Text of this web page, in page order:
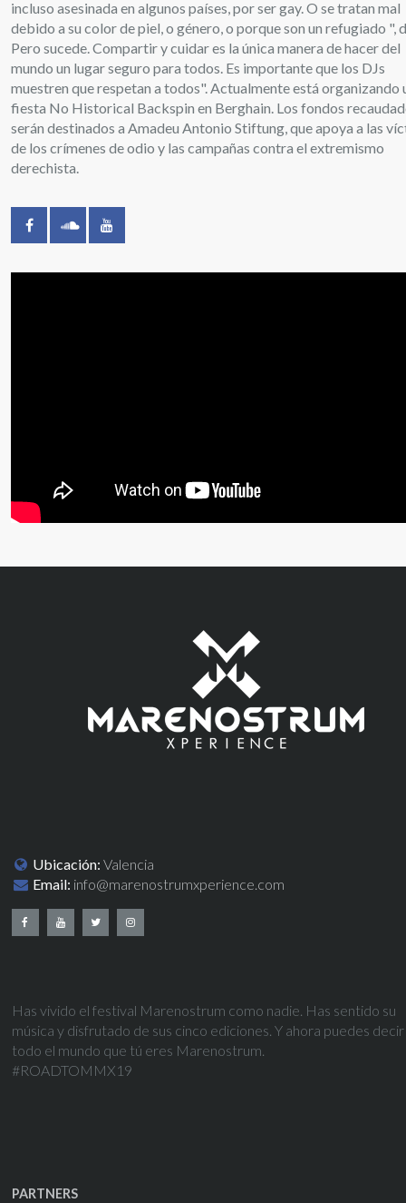
incluso asesinada en algunos países, por ser gay. O se tratan mal
debido a su color de piel, o género, o porque son un refugiado ",
Pero sucede. Compartir y cuidar es la única manera de hacer del
mundo un lugar seguro para todos. Es importante que los DJs
muestren que respetan a todos". Actualmente está organizando
fiesta No Historical Backspin en Berghain. Los fondos
serán destinados a Amadeu Antonio Stiftung, que apoya a las
de los crímenes de odio y las campañas contra el extremismo
derechista.
Ubicación: Valencia
Email: info@marenostrumxperience.com
Has vivido el festival Marenostrum como nadie. Has sentido su
música y disfrutado de sus cinco ediciones. Y ahora puedes decir
todo el mundo que tú eres Marenostrum.
#ROADTOMMX19
PARTNERS